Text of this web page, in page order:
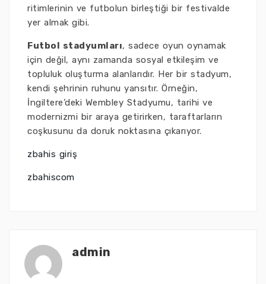
ritimlerinin ve futbolun birleştiği bir festivalde
yer almak gibi.
Futbol stadyumları, sadece oyun oynamak
için değil, aynı zamanda sosyal etkileşim ve
topluluk oluşturma alanlarıdır. Her bir stadyum,
kendi şehrinin ruhunu yansıtır. Örneğin,
İngiltere’deki Wembley Stadyumu, tarihi ve
modernizmi bir araya getirirken, taraftarların
coşkusunu da doruk noktasına çıkarıyor.
zbahis giriş
zbahiscom
admin